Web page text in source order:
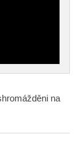
na